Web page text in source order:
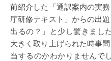
前紹介した「通訳案内の実
庁研修テキスト」からの出
出るの？」と少し驚きまし
大きく取り上げられた時事
当するのかわかりませんで